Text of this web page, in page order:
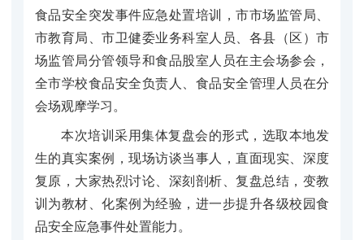
食品安全突发事件应急处置培训，市市场监管局、
市教育局、市卫健委业务科室人员、各县（区）市
场监管局分管领导和食品股室人员在主会场参会，
全市学校食品安全负责人、食品安全管理人员在分
会场观摩学习。
本次培训采用集体复盘会的形式，选取本地发
生的真实案例，现场访谈当事人，直面现实、深度
复原，大家热烈讨论、深刻剖析、复盘总结，变教
训为教材、化案例为经验，进一步提升各级校园食
品安全应急事件处置能力。